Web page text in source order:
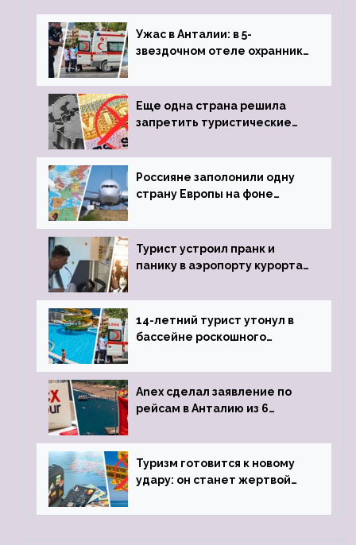
Ужас в Анталии: в 5-
звездочном отеле охранник
пистолета
Еще одна страна решила
запретить туристические
Россияне заполонили одну
страну Европы на фоне
виз
Турист устроил пранк и
панику в аэропорту курорта,
задержке рейса
14-летний турист утонул в
бассейне роскошного
Anex сделал заявление по
рейсам в Анталию из 6
Туризм готовится к новому
удару: он станет жертвой